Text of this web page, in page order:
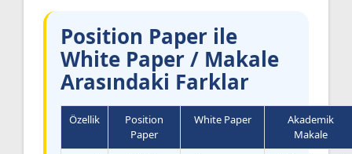
Position Paper ile
White Paper / Makale
Arasındaki Farklar
Özellik
Position
Paper
White Paper
Akademik
Makale